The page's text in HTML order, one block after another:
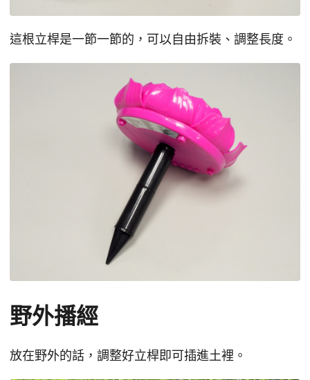
這根立桿是一節一節的，可以自由拆裝、調整長度。
野外播經
放在野外的話，調整好立桿即可插進土裡。